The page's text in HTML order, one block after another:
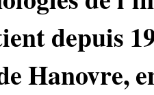
depuis
Hanovre,